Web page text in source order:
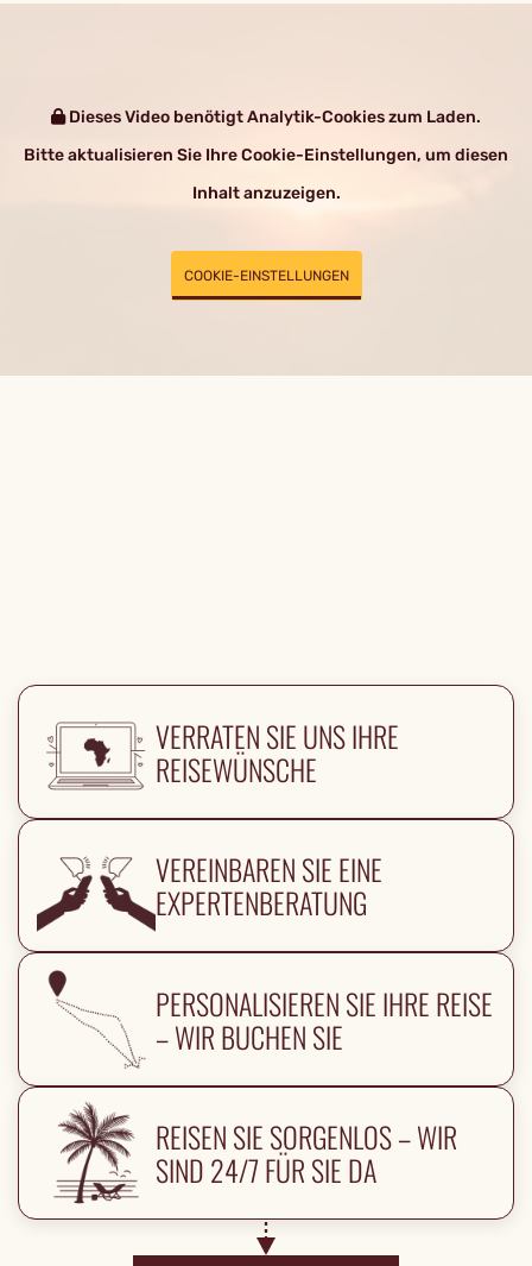
Dieses Video benötigt Analytik-Cookies zum Laden.
Bitte aktualisieren Sie Ihre Cookie-Einstellungen, um diesen
Inhalt anzuzeigen.
COOKIE-EINSTELLUNGEN
VERRATEN SIE UNS IHRE
REISEWÜNSCHE
VEREINBAREN SIE EINE
EXPERTENBERATUNG
PERSONALISIEREN SIE IHRE REISE
– WIR BUCHEN SIE
REISEN SIE SORGENLOS – WIR
SIND 24/7 FÜR SIE DA